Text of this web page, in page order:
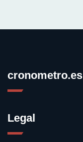
cronometro.es
Legal